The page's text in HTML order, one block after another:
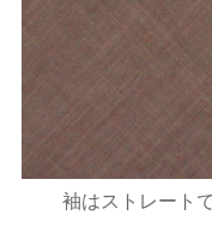
袖はストレート